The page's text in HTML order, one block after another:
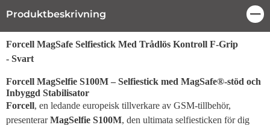
Produktbeskrivning
Produktbeskrivning
Forcell MagSafe Selfiestick Med Trådlös Kontroll F-Grip
- Svart
Forcell MagSelfie S100M – Selfiestick med MagSafe®-stöd och
Inbyggd Stabilisator
Forcell, en ledande europeisk tillverkare av GSM-tillbehör,
presenterarMagSelfie S100M, den ultimata selfiesticken för dig